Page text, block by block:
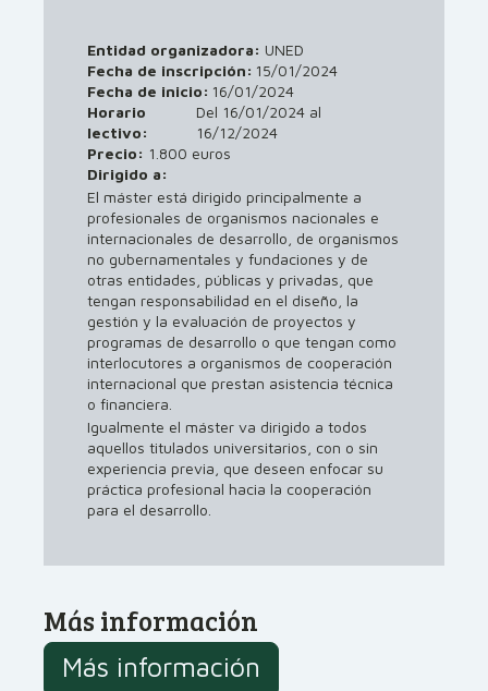
Entidad organizadora: UNED
Fecha de inscripción: 15/01/2024
Fecha de inicio: 16/01/2024
Horario
lectivo:
Del 16/01/2024 al
16/12/2024
Precio: 1.800 euros
Dirigido a:
El máster está dirigido principalmente a
profesionales de organismos nacionales e
internacionales de desarrollo, de organismos
no gubernamentales y fundaciones y de
otras entidades, públicas y privadas, que
tengan responsabilidad en el diseño, la
gestión y la evaluación de proyectos y
programas de desarrollo o que tengan como
interlocutores a organismos de cooperación
internacional que prestan asistencia técnica
o financiera.
Igualmente el máster va dirigido a todos
aquellos titulados universitarios, con o sin
experiencia previa, que deseen enfocar su
práctica profesional hacia la cooperación
para el desarrollo.
Más información
Más información